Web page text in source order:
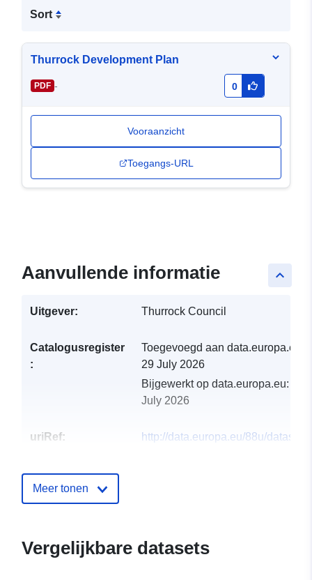
Sort
Thurrock Development Plan
PDF - 0
Vooraanzicht
Toegangs-URL
keyboard_arrow_up
Aanvullende informatie
Uitgever: Thurrock Council
Catalogusregister
:
Toegevoegd aan data.europa.eu:
29 July 2026
Bijgewerkt op data.europa.eu:
July 2026
uriRef:
http://data.europa.eu/88u/dataset/
Meer tonen
Vergelijkbare datasets